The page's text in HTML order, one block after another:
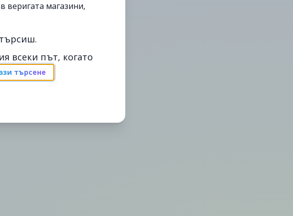
веригата магазини,
всеки път, когато
търсене